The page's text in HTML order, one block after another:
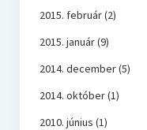
2015. február(2)
2015. január(9)
2014. december(5)
2014. október(1)
2010. június (1)